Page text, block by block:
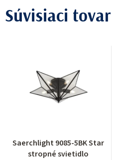
Súvisiaci tovar
Saerchlight 9085-5BK Star
stropné svietidlo